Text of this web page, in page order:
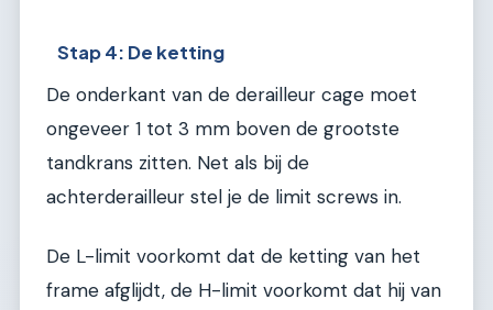
Stap 4: De ketting
De onderkant van de derailleur cage moet
ongeveer 1 tot 3 mm boven de grootste
tandkrans zitten. Net als bij de
achterderailleur stel je de limit screws in.
De L-limit voorkomt dat de ketting van het
frame afglijdt, de H-limit voorkomt dat hij van